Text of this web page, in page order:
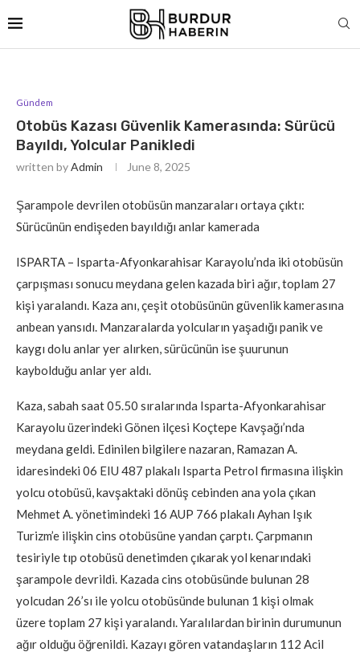
Gündem
Otobüs Kazası Güvenlik Kamerasında: Sürücü
Bayıldı, Yolcular Panikledi
written byAdmin June 8, 2025
Şarampole devrilen otobüsün manzaraları ortaya çıktı:
Sürücünün endişeden bayıldığı anlar kamerada
ISPARTA – Isparta-Afyonkarahisar Karayolu’nda iki otobüsün
çarpışması sonucu meydana gelen kazada biri ağır, toplam 27
kişi yaralandı. Kaza anı, çeşit otobüsünün güvenlik kamerasına
anbean yansıdı. Manzaralarda yolcuların yaşadığı panik ve
kaygı dolu anlar yer alırken, sürücünün ise şuurunun
kaybolduğu anlar yer aldı.
Kaza, sabah saat 05.50 sıralarında Isparta-Afyonkarahisar
Karayolu üzerindeki Gönen ilçesi Koçtepe Kavşağı’nda
meydana geldi. Edinilen bilgilere nazaran, Ramazan A.
idaresindeki 06 EIU 487 plakalı Isparta Petrol firmasına ilişkin
yolcu otobüsü, kavşaktaki dönüş cebinden ana yola çıkan
Mehmet A. yönetimindeki 16 AUP 766 plakalı Ayhan Işık
Turizm’e ilişkin cins otobüsüne yandan çarptı. Çarpmanın
tesiriyle tıp otobüsü denetimden çıkarak yol kenarındaki
şarampole devrildi. Kazada cins otobüsünde bulunan 28
yolcudan 26’sı ile yolcu otobüsünde bulunan 1 kişi olmak
üzere toplam 27 kişi yaralandı. Yaralılardan birinin durumunun
ağır olduğu öğrenildi. Kazayı gören vatandaşların 112 Acil